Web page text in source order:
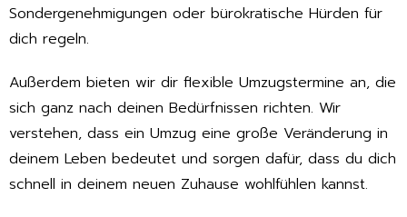
Sondergenehmigungen oder bürokratische Hürden für
dich regeln.
Außerdem bieten wir dir flexible Umzugstermine an, die
sich ganz nach deinen Bedürfnissen richten. Wir
verstehen, dass ein Umzug eine große Veränderung in
deinem Leben bedeutet und sorgen dafür, dass du dich
schnell in deinem neuen Zuhause wohlfühlen kannst.